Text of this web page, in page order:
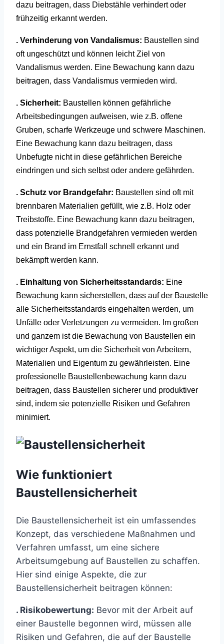
dazu beitragen, dass Diebstähle verhindert oder
frühzeitig erkannt werden.
. Verhinderung von Vandalismus: Baustellen sind
oft ungeschützt und können leicht Ziel von
Vandalismus werden. Eine Bewachung kann dazu
beitragen, dass Vandalismus vermieden wird.
. Sicherheit: Baustellen können gefährliche
Arbeitsbedingungen aufweisen, wie z.B. offene
Gruben, scharfe Werkzeuge und schwere Maschinen.
Eine Bewachung kann dazu beitragen, dass
Unbefugte nicht in diese gefährlichen Bereiche
eindringen und sich selbst oder andere gefährden.
. Schutz vor Brandgefahr: Baustellen sind oft mit
brennbaren Materialien gefüllt, wie z.B. Holz oder
Treibstoffe. Eine Bewachung kann dazu beitragen,
dass potenzielle Brandgefahren vermieden werden
und ein Brand im Ernstfall schnell erkannt und
bekämpft werden kann.
. Einhaltung von Sicherheitsstandards: Eine
Bewachung kann sicherstellen, dass auf der Baustelle
alle Sicherheitsstandards eingehalten werden, um
Unfälle oder Verletzungen zu vermeiden. Im großen
und ganzem ist die Bewachung von Baustellen ein
wichtiger Aspekt, um die Sicherheit von Arbeitern,
Materialien und Eigentum zu gewährleisten. Eine
professionelle Baustellenbewachung kann dazu
beitragen, dass Baustellen sicherer und produktiver
sind, indem sie potenzielle Risiken und Gefahren
minimiert.
Wie funktioniert
Baustellensicherheit
Die Baustellensicherheit ist ein umfassendes
Konzept, das verschiedene Maßnahmen und
Verfahren umfasst, um eine sichere
Arbeitsumgebung auf Baustellen zu schaffen.
Hier sind einige Aspekte, die zur
Baustellensicherheit beitragen können:
. Risikobewertung: Bevor mit der Arbeit auf
einer Baustelle begonnen wird, müssen alle
Risiken und Gefahren, die auf der Baustelle